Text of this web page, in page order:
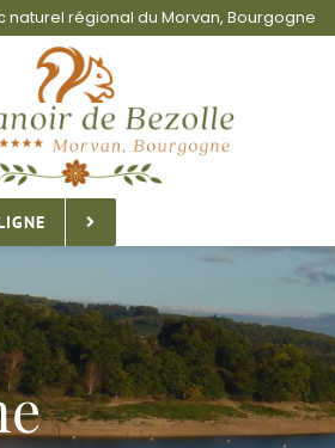
naturel régional du Morvan, Bourgogne